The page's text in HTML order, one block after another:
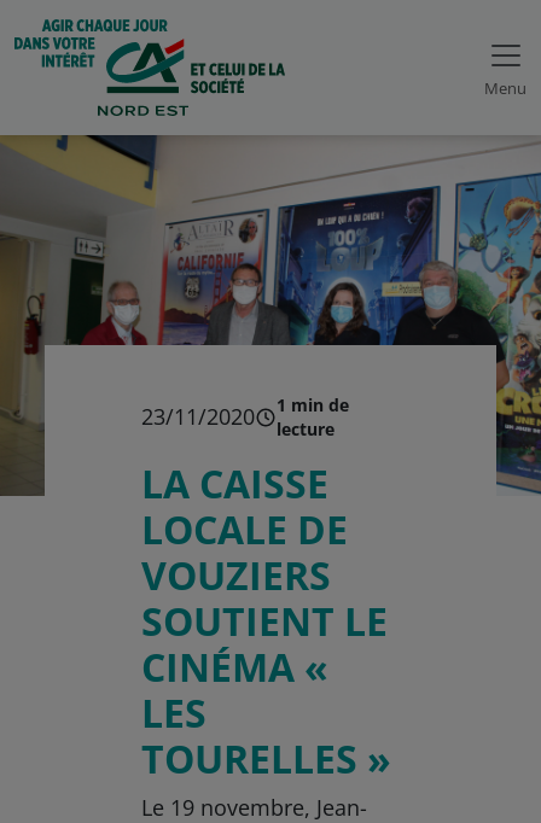
Menu
23/11/2020
1 min de
lecture
LA CAISSE
LOCALE DE
VOUZIERS
SOUTIENT LE
CINÉMA «
LES
TOURELLES »
Le 19 novembre, Jean-